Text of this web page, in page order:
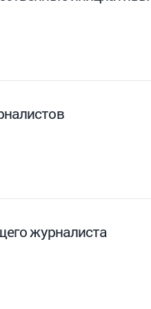
журналиста